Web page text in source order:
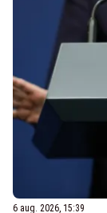
6 aug. 2026, 15:39